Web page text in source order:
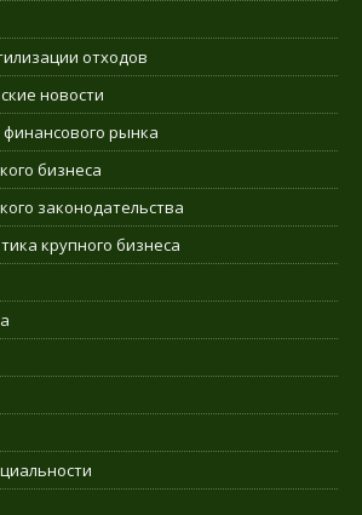
отходов
новости
финансового рынка
бизнеса
законодательства
крупного бизнеса